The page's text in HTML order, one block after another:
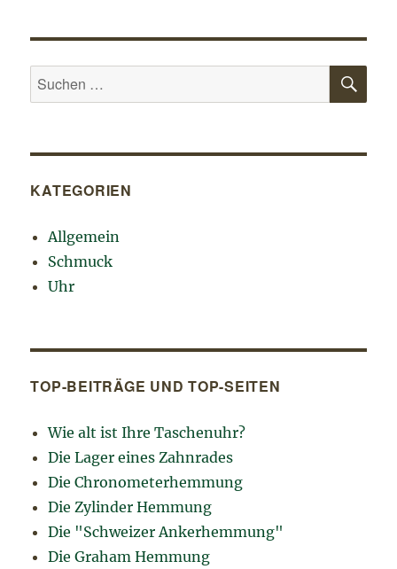
Suchen
nach:
KATEGORIEN
Allgemein
Schmuck
Uhr
TOP-BEITRÄGE UND TOP-SEITEN
Wie alt ist Ihre Taschenuhr?
Die Lager eines Zahnrades
Die Chronometerhemmung
Die Zylinder Hemmung
Die "Schweizer Ankerhemmung"
Die Graham Hemmung